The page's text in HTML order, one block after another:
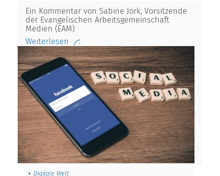
Ein Kommentar von Sabine Jörk, Vorsitzende
der Evangelischen Arbeitsgemeinschaft
Medien (EAM)
Weiterlesen
Digitale Welt